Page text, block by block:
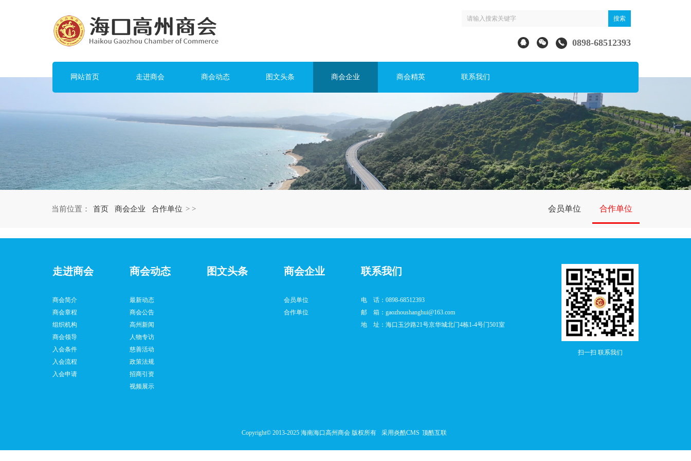
0898-68512393
网站首页 走进商会 商会动态 图文头条 商会企业 商会精英 联系我们
当前位置： 首页 >
商会企业 >
合作单位 会员单位 合作单位
走进商会
商会简介
商会章程
组织机构
商会领导
入会条件
入会流程
入会申请
商会动态
最新动态
商会公告
高州新闻
人物专访
慈善活动
政策法规
招商引资
视频展示
图文头条 商会企业
会员单位
合作单位
联系我们
电 话：0898-68512393
邮 箱：gaozhoushanghui@163.com
地 址：海口玉沙路21号京华城北门4栋1-4号门501室
扫一扫 联系我们
Copyright© 2013-2025 海南海口高州商会 版权所有 采用炎酷CMS 顶酷互联